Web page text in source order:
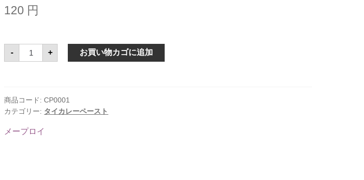
120 円
-
グ
ー
ー
ペ
ー
ト
ゲ
+ お買い物カゴに追加
商品コード:CP0001
カテゴリー: タイカレーペースト
メープロイ